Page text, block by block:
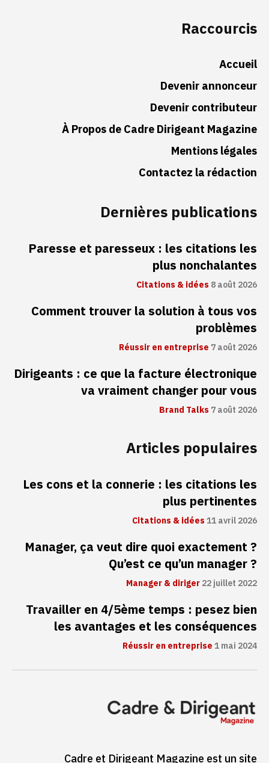
Raccourcis
Accueil
Devenir annonceur
Devenir contributeur
À Propos de Cadre Dirigeant Magazine
Mentions légales
Contactez la rédaction
Dernières publications
Paresse et paresseux : les citations les
plus nonchalantes
Citations & idées8 août 2026
Comment trouver la solution à tous vos
problèmes
Réussir en entreprise 7 août 2026
Dirigeants : ce que la facture électronique
va vraiment changer pour vous
Brand Talks7 août 2026
Articles populaires
Les cons et la connerie : les citations les
plus pertinentes
Citations & idées11 avril 2026
Manager, ça veut dire quoi exactement ?
Qu’est ce qu’un manager ?
Manager & diriger22 juillet 2022
Travailler en 4/5ème temps : pesez bien
les avantages et les conséquences
Réussir en entreprise1 mai 2024
Cadre et Dirigeant Magazine est un site